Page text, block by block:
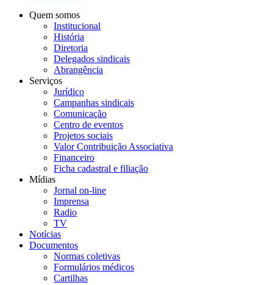
Quem somos
Institucional
História
Diretoria
Delegados sindicais
Abrangência
Serviços
Jurídico
Campanhas sindicais
Comunicação
Centro de eventos
Projetos sociais
Valor Contribuição Associativa
Financeiro
Ficha cadastral e filiação
Mídias
Jornal on-line
Imprensa
Radio
TV
Notícias
Documentos
Normas coletivas
Formulários médicos
Cartilhas